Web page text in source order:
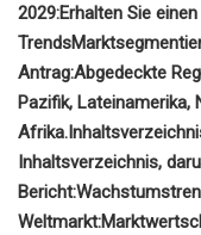
2029:Erhalten Sie
Trends
Antrag:Abgedeckte
Pazifik, Lateinamerika,
Afrika.
Inhaltsverzeichnis,
Bericht:
Weltmarkt: